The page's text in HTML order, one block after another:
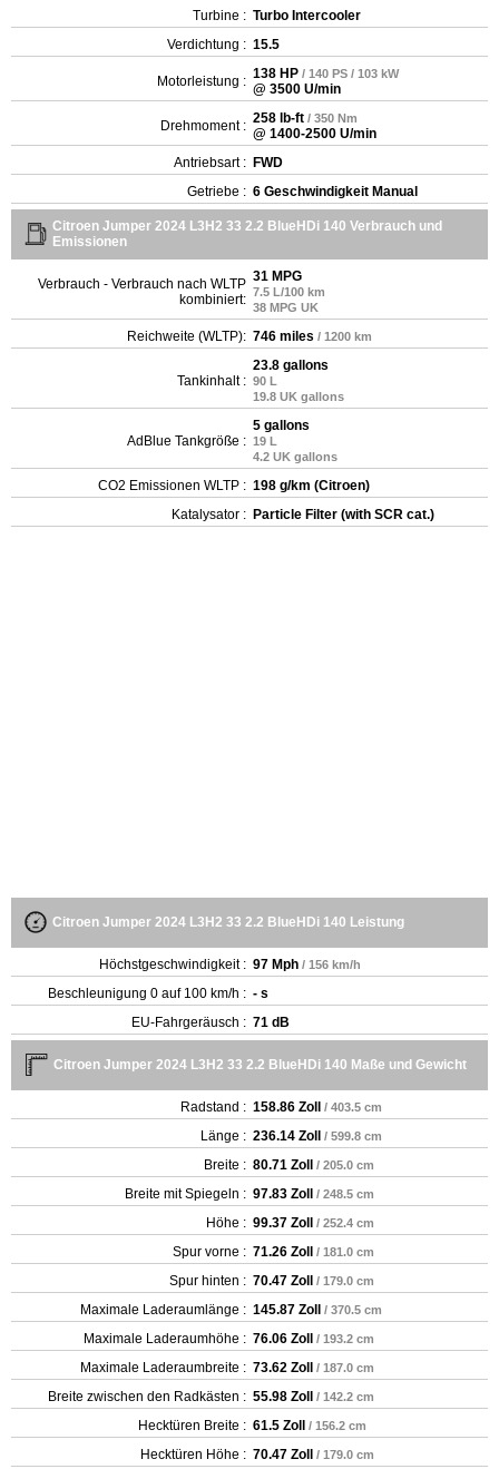
Turbine : Turbo Intercooler
Verdichtung : 15.5
Motorleistung : 138 HP / 140 PS / 103 kW
@ 3500 U/min
Drehmoment : 258 lb-ft / 350 Nm
@ 1400-2500 U/min
Antriebsart : FWD
Getriebe : 6 Geschwindigkeit Manual
Citroen Jumper 2024 L3H2 33 2.2 BlueHDi 140 Verbrauch und
Emissionen
Verbrauch - Verbrauch nach WLTP
kombiniert:
31 MPG
7.5 L/100 km
38 MPG UK
Reichweite (WLTP): 746 miles / 1200 km
Tankinhalt :
23.8 gallons
90 L
19.8 UK gallons
AdBlue Tankgröße :
5 gallons
19 L
4.2 UK gallons
CO2 Emissionen WLTP : 198 g/km (Citroen)
Katalysator : Particle Filter (with SCR cat.)
Citroen Jumper 2024 L3H2 33 2.2 BlueHDi 140 Leistung
Höchstgeschwindigkeit : 97 Mph / 156 km/h
Beschleunigung 0 auf 100 km/h : - s
EU-Fahrgeräusch : 71 dB
Citroen Jumper 2024 L3H2 33 2.2 BlueHDi 140 Maße und Gewicht
Radstand : 158.86 Zoll / 403.5 cm
Länge : 236.14 Zoll / 599.8 cm
Breite : 80.71 Zoll / 205.0 cm
Breite mit Spiegeln : 97.83 Zoll / 248.5 cm
Höhe : 99.37 Zoll / 252.4 cm
Spur vorne : 71.26 Zoll / 181.0 cm
Spur hinten : 70.47 Zoll / 179.0 cm
Maximale Laderaumlänge : 145.87 Zoll / 370.5 cm
Maximale Laderaumhöhe : 76.06 Zoll / 193.2 cm
Maximale Laderaumbreite : 73.62 Zoll / 187.0 cm
Breite zwischen den Radkästen : 55.98 Zoll / 142.2 cm
Hecktüren Breite : 61.5 Zoll / 156.2 cm
Hecktüren Höhe : 70.47 Zoll / 179.0 cm